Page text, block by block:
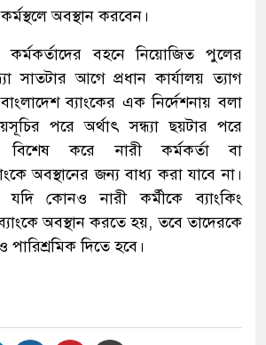
কর্মস্থলে অবস্থান করবেন।
কর্মকর্তাদের বহনে নিয়োজিত পুলের
সাতটার আগে প্রধান কার্যালয় ত্যাগ
ব্যাংকের এক নির্দেশনায় বলা
পরে অর্থাৎ সন্ধ্যা ছয়টার পরে
বিশেষ করে নারী কর্মকর্তা বা
অবস্থানের জন্য বাধ্য করা যাবে না।
যদি কোনও নারী কর্মীকে ব্যাংকিং
অবস্থান করতে হয়, তবে তাদেরকে
পারিশ্রমিক দিতে হবে।